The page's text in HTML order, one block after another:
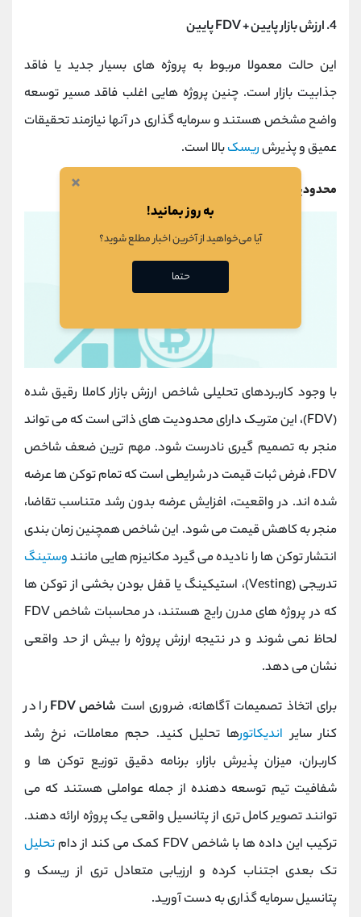
4. ارزش بازار پایین + FDV پایین
این حالت معمولا مربوط به پروژه ‌های بسیار جدید یا فاقد
جذابیت بازار است. چنین پروژه ‌هایی اغلب فاقد مسیر توسعه
واضح مشخص هستند و سرمایه ‌گذاری در آنها نیازمند تحقیقات
عمیق و پذیرشریسکبالا است.
محدودیت های استفاده از شاخص FDV
با وجود کاربردهای تحلیلی شاخص ارزش بازار کاملا رقیق‌ شده
(FDV)، این متریک دارای محدودیت‌ های ذاتی است که می‌ تواند
منجر به تصمیم ‌گیری نادرست شود. مهم ‌ترین ضعف شاخص
FDV، فرض ثبات قیمت در شرایطی است که تمام توکن‌ ها عرضه
شده ‌اند. در واقعیت، افزایش عرضه بدون رشد متناسب تقاضا،
منجر به کاهش قیمت می ‌شود. این شاخص همچنین زمان ‌بندی
انتشار توکن ‌ها را نادیده می گیرد مکانیزم ‌هایی مانندوستینگ
تدریجی (Vesting)، استیکینگ یا قفل‌ بودن بخشی از توکن‌ ها
که در پروژه ‌های مدرن رایج هستند، در محاسبات شاخص FDV
لحاظ نمی‌ شوند و در نتیجه ارزش پروژه را بیش ‌از حد واقعی
نشان می ‌دهد.
برای اتخاذ تصمیمات آگاهانه، ضروری است شاخص FDV
را در
کنار سایر اندیکاتورها تحلیل کنید. حجم معاملات، نرخ رشد
کاربران، میزان پذیرش بازار، برنامه دقیق توزیع توکن ‌ها و
شفافیت تیم توسعه ‌دهنده از جمله عواملی هستند که می
‌توانند تصویر کامل ‌تری از پتانسیل واقعی یک پروژه ارائه دهند.
ترکیب این داده‌ ها با شاخص FDV کمک می کند از دام
تحلیل
تک ‌بعدی اجتناب کرده و ارزیابی متعادل ‌تری از ریسک و
پتانسیل سرمایه ‌گذاری به دست آورید.
×
به روز بمانید!
آیا می‌خواهید از آخرین اخبار مطلع شوید؟
حتما